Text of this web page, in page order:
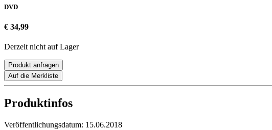
DVD
€ 34,99
Derzeit nicht auf Lager
Produkt anfragen
Auf die Merkliste
Produktinfos
Veröffentlichungsdatum: 15.06.2018